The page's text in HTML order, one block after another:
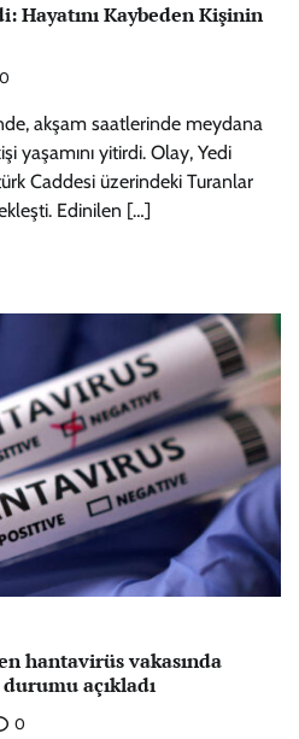
Hayatını Kaybeden Kişinin
0
akşam saatlerinde meydana
yaşamını yitirdi. Olay, Yedi
Caddesi üzerindeki Turanlar
Edinilen […]
hantavirüs vakasında
açıkladı
0